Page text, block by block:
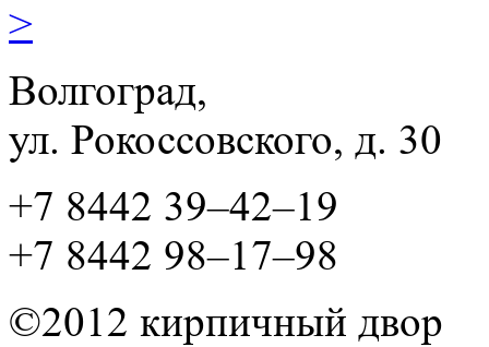
>
Волгоград,
ул. Рокосcовского, д. 30
+7 8442 39–42–19
+7 8442 98–17–98
©2012 кирпичный двор